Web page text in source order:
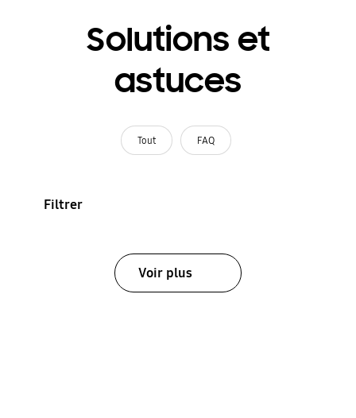
Solutions et
astuces
Tout FAQ
Filtrer
Voir plus